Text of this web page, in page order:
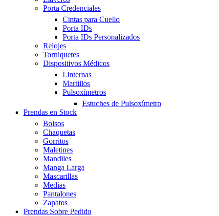
Porta Credenciales
Cintas para Cuello
Porta IDs
Porta IDs Personalizados
Relojes
Torniquetes
Dispositivos Médicos
Linternas
Martillos
Pulsoxímetros
Estuches de Pulsoxímetro
Prendas en Stock
Bolsos
Chaquetas
Gorritos
Maletines
Mandiles
Manga Larga
Mascarillas
Medias
Pantalones
Zapatos
Prendas Sobre Pedido